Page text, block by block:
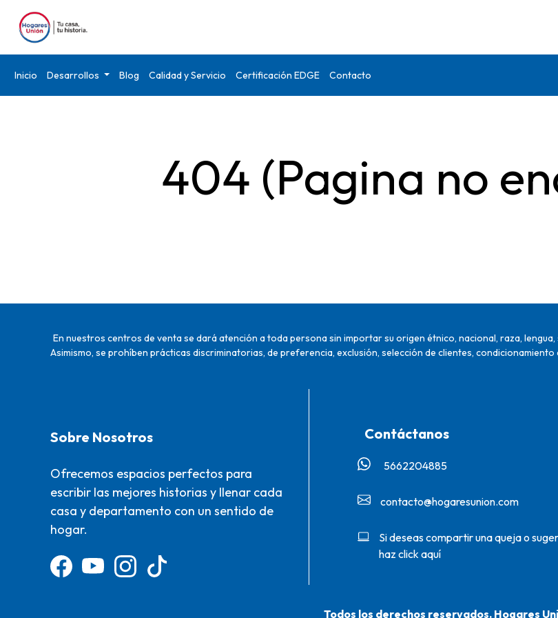
Inicio Desarrollos Blog Calidad y Servicio Certificación EDGE Contacto
404 (Pagina no
En nuestros centros de venta se dará atención a toda persona sin importar su origen étnico, nacional, raza,
Asimismo, se prohíben prácticas discriminatorias, de preferencia, exclusión, selección de clientes,
Sobre Nosotros
Ofrecemos espacios perfectos para
escribir las mejores historias y llenar cada
casa y departamento con un sentido de
hogar.
Contáctanos
5662204885‬
contacto@hogaresunion.com
Si deseas compartir una queja o
haz click aquí
Todos los derechos reservados. Hogares